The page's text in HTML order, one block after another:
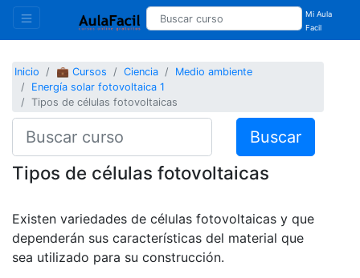
Mi Aula
Facil
Inicio 💼 Cursos Ciencia
Medio ambiente
Energía solar fotovoltaica 1
Tipos de células fotovoltaicas
Buscar
Tipos de células fotovoltaicas
Existen variedades de células fotovoltaicas y que
dependerán sus características del material que
sea utilizado para su construcción.